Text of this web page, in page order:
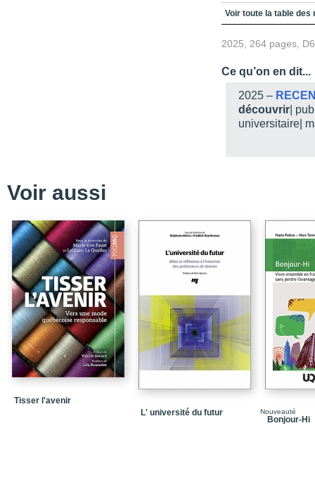
Remerciements
Liste des figures et
Liste des sigles et
Introduction
Chapitre 1 / La
Chapitre 2 /
Chapitre 3 /
Partie 2 / Théorie de
Chapitre 4 /
en affaires
Chapitre 5 / Les
Chapitre 6 / Les
Chapitre 7 / Les
Chapitre 8 / Le chemin
Voir toute la table des
2025, 264 pages,
Ce qu’on en dit...
2025 –
découvrir|
universitaire|
Voir aussi
Tisser l'avenir
L' université du futur
Nouveauté
Bonjour-Hi